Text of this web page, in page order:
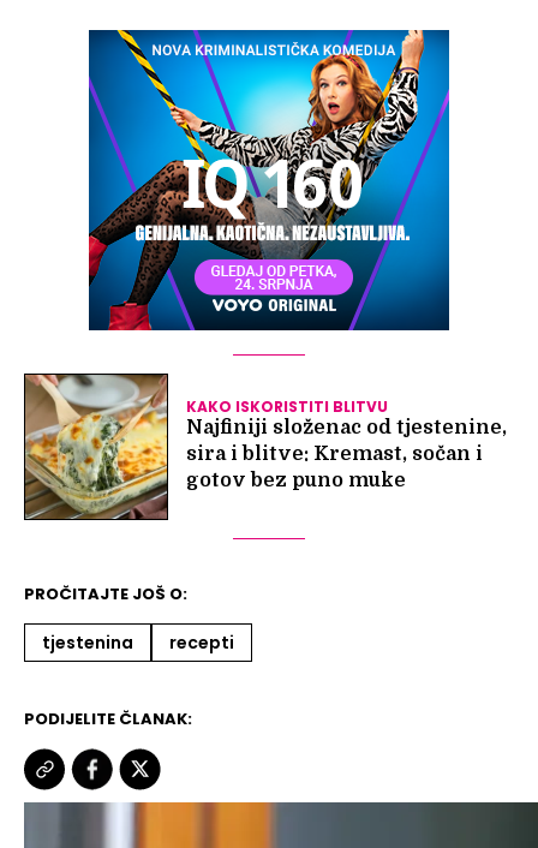
KAKO ISKORISTITI BLITVU
Najfiniji složenac od tjestenine,
sira i blitve: Kremast, sočan i
gotov bez puno muke
PROČITAJTE JOŠ O:
tjestenina recepti
PODIJELITE ČLANAK: